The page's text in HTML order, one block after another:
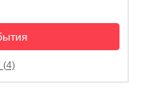
(4)